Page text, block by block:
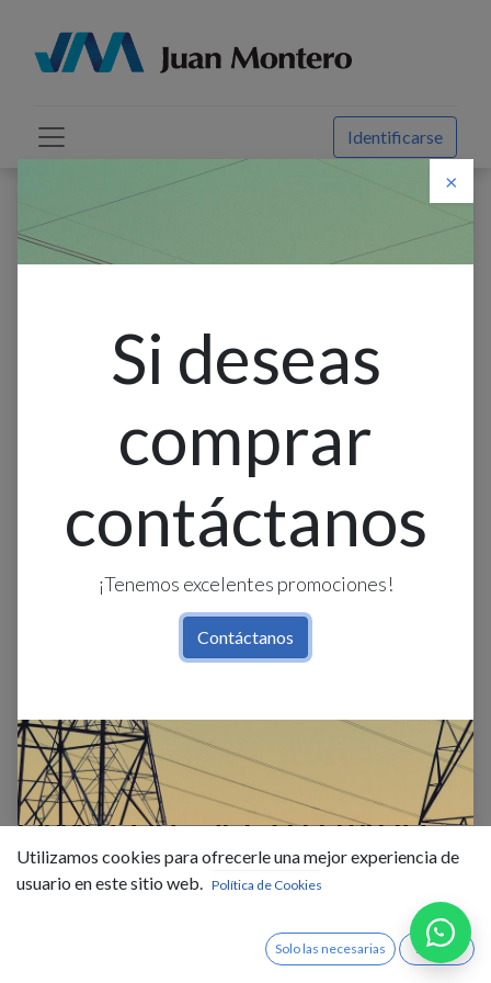
Identificarse
×
Si deseas
comprar
contáctanos
¡Tenemos excelentes promociones!
Contáctanos
Todos los productos
LAMP. COLG. 3L E27 LEBALIO
COPA SMOKE+METAL DORADO
(1100X195MM)
Utilizamos cookies para ofrecerle una mejor experiencia de
usuario en este sitio web. Política de Cookies
Solo las necesarias Acepto